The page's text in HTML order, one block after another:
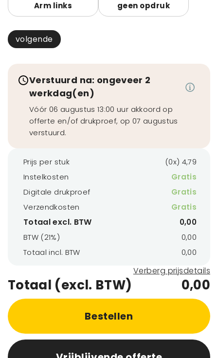
Arm links geen opdruk
volgende
Verstuurd na: ongeveer 2
werkdag(en)
Vóór 06 augustus 13:00 uur akkoord op
offerte en/of drukproef, op 07 augustus
verstuurd.
Prijs per stuk
(0x) 4,79
Instelkosten
Gratis
Digitale drukproef
Gratis
Verzendkosten
Gratis
Totaal excl. BTW
0,00
BTW (21%)
0,00
Totaal incl. BTW
0,00
Verberg prijsdetails
Totaal (excl. BTW) 0,00
Bestellen